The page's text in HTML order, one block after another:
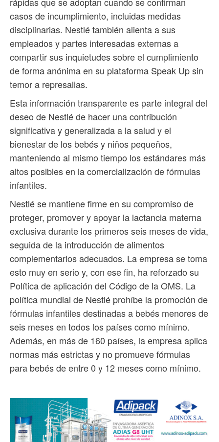
casos de incumplimiento, incluidas medidas
disciplinarias. Nestlé también alienta a sus
empleados y partes interesadas externas a
compartir sus inquietudes sobre el cumplimiento
de forma anónima en su plataforma Speak Up sin
temor a represalias.
Esta información transparente es parte integral del
deseo de Nestlé de hacer una contribución
significativa y generalizada a la salud y el
bienestar de los bebés y niños pequeños,
manteniendo al mismo tiempo los estándares más
altos posibles en la comercialización de fórmulas
infantiles.
Nestlé se mantiene firme en su compromiso de
proteger, promover y apoyar la lactancia materna
exclusiva durante los primeros seis meses de vida,
seguida de la introducción de alimentos
complementarios adecuados. La empresa se toma
esto muy en serio y, con ese fin, ha reforzado su
Política de aplicación del Código de la OMS. La
política mundial de Nestlé prohíbe la promoción de
fórmulas infantiles destinadas a bebés menores de
seis meses en todos los países como mínimo.
Además, en más de 160 países, la empresa aplica
normas más estrictas y no promueve fórmulas
para bebés de entre 0 y 12 meses como mínimo.